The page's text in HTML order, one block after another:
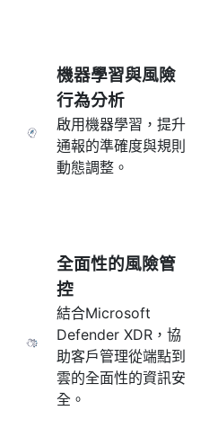
機器學習與風險
行為分析
啟用機器學習，提升
通報的準確度與規則
動態調整。
全面性的風險管
控
結合Microsoft
Defender XDR，協
助客戶管理從端點到
雲的全面性的資訊安
全。